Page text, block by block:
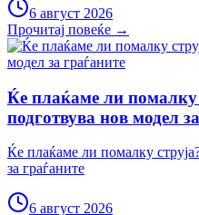
6 август 2026
Прочитај повеќе →
Ќе плаќаме ли помалку
подготвува нов модел
Ќе плаќаме ли помалку
за граѓаните
6 август 2026